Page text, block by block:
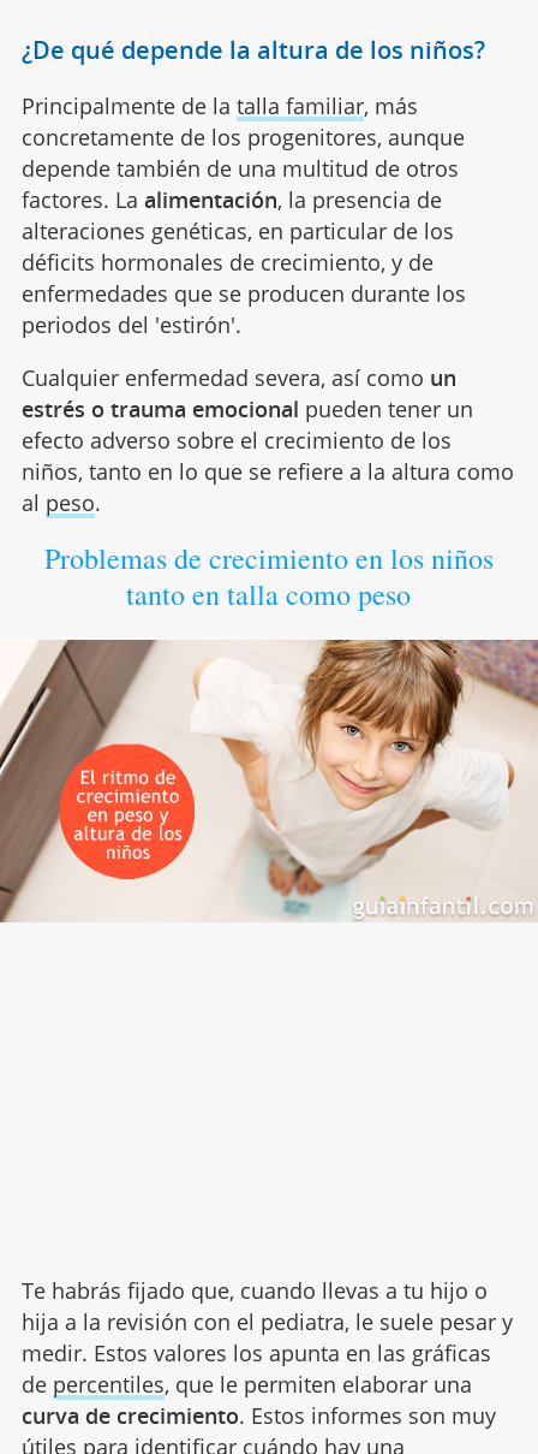
¿De qué depende la altura de los niños?
Principalmente de la talla familiar, más
concretamente de los progenitores, aunque
depende también de una multitud de otros
factores. La alimentación, la presencia de
alteraciones genéticas, en particular de los
déficits hormonales de crecimiento, y de
enfermedades que se producen durante los
periodos del 'estirón'.
Cualquier enfermedad severa, así como un
estrés o trauma emocional pueden tener un
efecto adverso sobre el crecimiento de los
niños, tanto en lo que se refiere a la altura como
al peso.
Problemas de crecimiento en los niños
tanto en talla como peso
Te habrás fijado que, cuando llevas a tu hijo o
hija a la revisión con el pediatra, le suele pesar y
medir. Estos valores los apunta en las gráficas
de percentiles, que le permiten elaborar una
curva de crecimiento. Estos informes son muy
útiles para identificar cuándo hay una